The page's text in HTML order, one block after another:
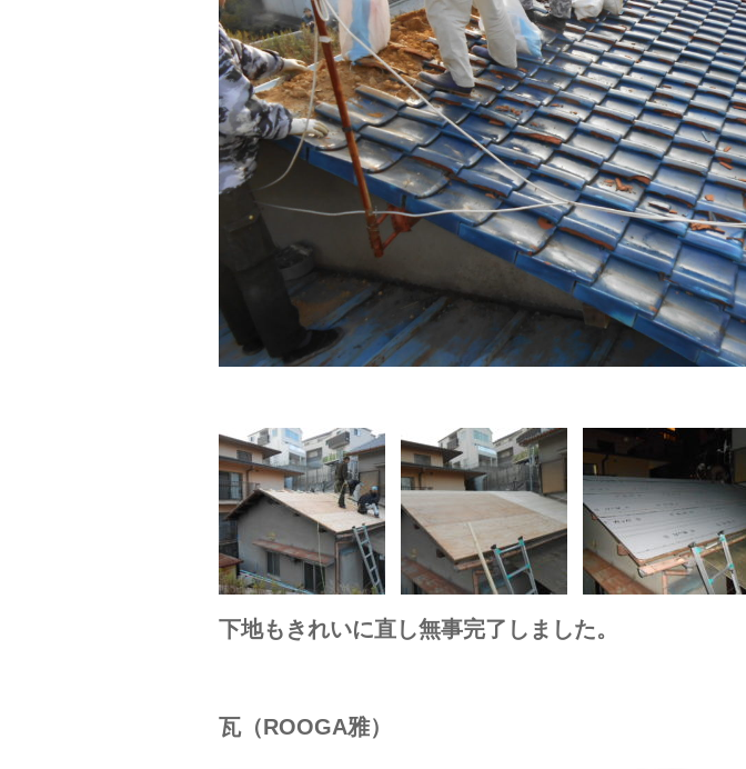
下地もきれいに直し無事完了しました。
瓦（ROOGA雅）